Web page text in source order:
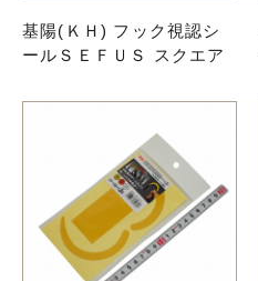
基陽(ＫＨ) フック視認シ
ールＳＥＦＵＳ スクエア